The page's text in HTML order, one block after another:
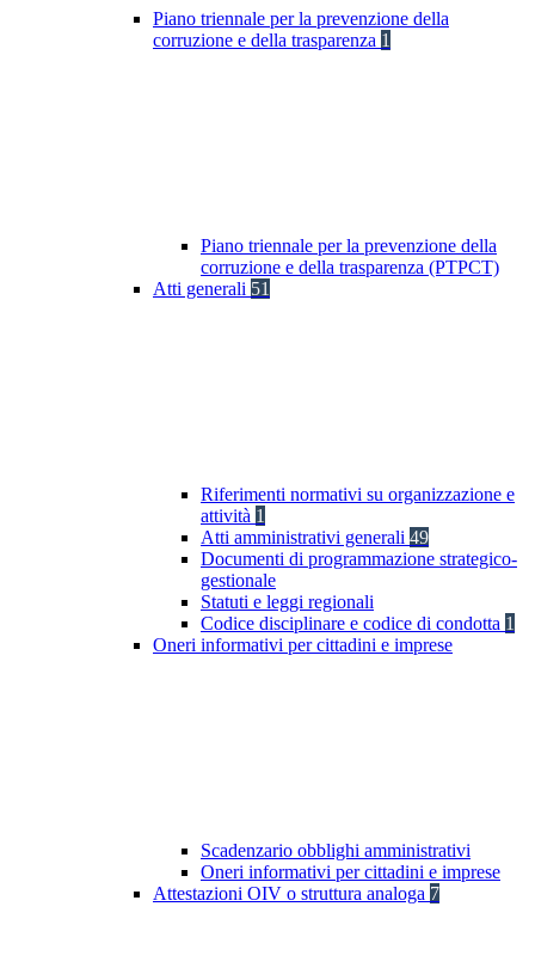
Piano triennale per la prevenzione della
corruzione e della trasparenza 1
Piano triennale per la prevenzione della
corruzione e della trasparenza (PTPCT)
Atti generali 51
Riferimenti normativi su organizzazione e
attività 1
Atti amministrativi generali 49
Documenti di programmazione strategico-
gestionale
Statuti e leggi regionali
Codice disciplinare e codice di condotta 1
Oneri informativi per cittadini e imprese
Scadenzario obblighi amministrativi
Oneri informativi per cittadini e imprese
Attestazioni OIV o struttura analoga 7